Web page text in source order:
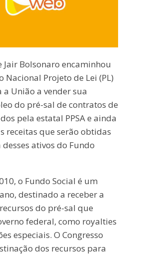
Jair Bolsonaro encaminhou
Nacional Projeto de Lei (PL)
União a vender sua
do pré-sal de contratos de
pela estatal PPSA e ainda
receitas que serão obtidas
ativos do Fundo
o Fundo Social é um
destinado a receber a
do pré-sal que
federal, como royalties
especiais. O Congresso
dos recursos para